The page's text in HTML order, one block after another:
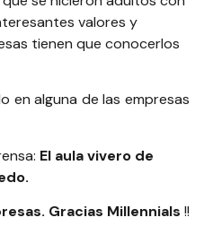
valores y
tienen que conocerlos
en alguna de las empresas
El aula vivero de
.
Gracias Millennials !!